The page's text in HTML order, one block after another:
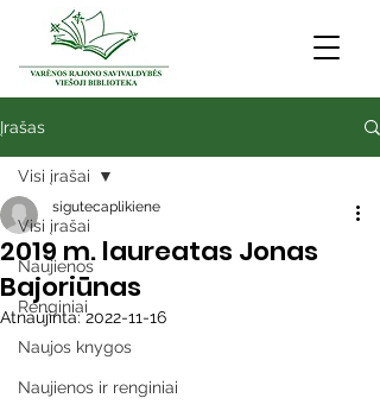
Įrašas
Visi įrašai
Naujienos
Renginiai
Naujos knygos
Naujienos ir renginiai
Visi įrašai
2019 m. laureatas Jonas
Bajoriūnas
sigutecaplikiene
Atnaujinta:2022-11-16